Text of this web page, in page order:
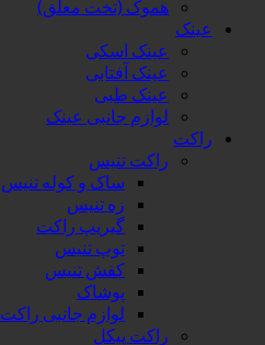
هموک (تخت معلق)
عینک
عینک اسکی
عینک آفتابی
عینک طبی
لوازم جانبی عینک
راکت
راکت تنیس
ساک و کوله تنیس
زه تنیس
گیریپ راکت
توپ تنیس
کفش تنیس
پوشاک
لوازم جانبی راکت
راکت پیکل